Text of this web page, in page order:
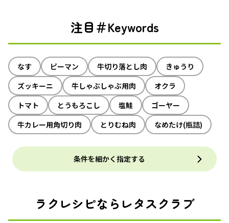
注目＃Keywords
なす ピーマン 牛切り落とし肉
きゅうり
ズッキーニ
牛しゃぶしゃぶ用肉
オクラ
トマト
とうもろこし 塩鮭
ゴーヤー
牛カレー用角切り肉
とりむね肉 なめたけ(瓶詰)
条件を細かく指定する
ラクレシピならレタスクラブ